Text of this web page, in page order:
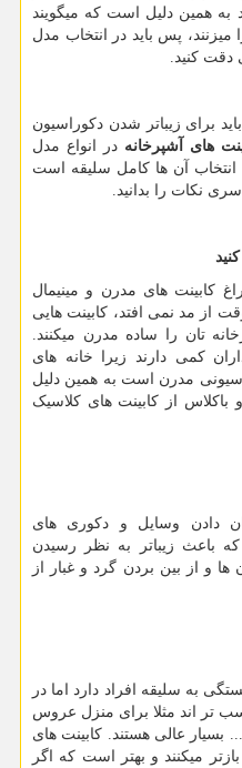
همین دلیل است که میگویند
پس باید در انتخاب مدل
کنید.
برای زیباتر شدن دکوراسیون
های آشپرخانه در انواع مدل
آن ها کامل سلیقه است
نکات را بدانید.
کابینت های مدرن و مینیمال
از مد نمی افتد، کابینت هایی
تان را ساده مدرن میکنند.
کمی دارند زیرا خانه های
مدرن است به همین دلیل
باکلاس از کابینت های کلاسیک
دادن وسایل و دکوری های
باعث زیباتر به نظر رسیدن
ها و از بین بردن گرد و غبار از
به سلیقه افراد دارد اما در
تر اند مثلا برای منزل عروس
عالی هستند. کابینت های
میکنند و بهتر است که اگر